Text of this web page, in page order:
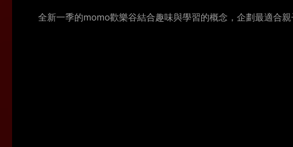
全新一季的momo歡樂谷結合趣味與學習的概念，企劃最適合